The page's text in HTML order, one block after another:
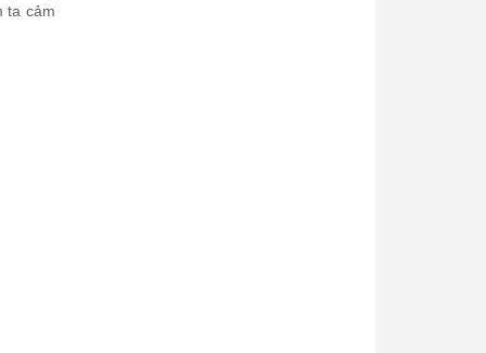
ta cảm